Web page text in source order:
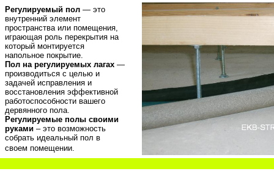
Регулируемый пол — это
внутренний элемент
пространства или помещения,
играющая роль перекрытия на
который монтируется
напольное покрытие.
Пол на регулируемых лагах —
производиться с целью и
задачей исправления и
восстановления эффективной
работоспособности вашего
дервянного пола.
Регулируемые полы своими
руками – это возможность
собрать идеальный пол в
своем помещении.